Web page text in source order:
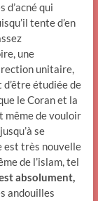
d’acné qui
tente d’en
une
unitaire,
étudiée de
le Coran et la
même de vouloir
se
est très nouvelle
de l’islam, tel
absolument,
andouilles